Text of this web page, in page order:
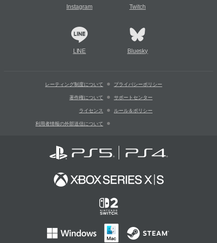
Instagram Twitch
LINE Bluesky
レーティング制度について プライバシーポリシー
著作権について サポートセンター
ライセンス ルール＆ポリシー
利用者情報の外部送信について